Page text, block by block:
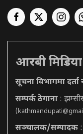
आरबी मिडिया
सूचना विभागमा दर्ता
सम्पर्क ठेगाना :
(
सञ्चालक/सम्पादक